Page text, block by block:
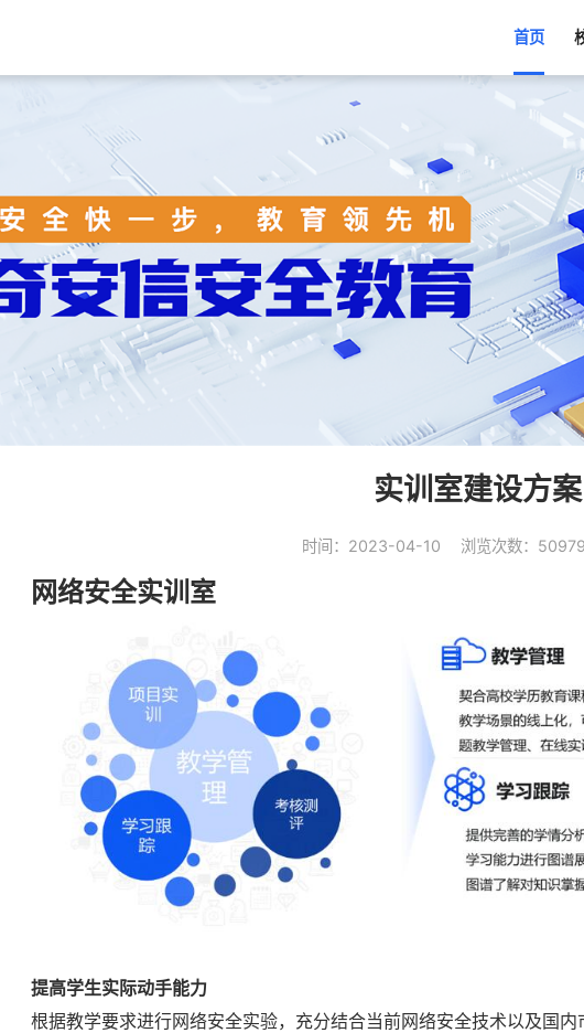
首页
实训室建设方案
时间：2023-04-10 浏览次数：50979
网络安全实训室
提高学生实际动手能力
根据教学要求进行网络安全实验，充分结合当前网络安全技术以及国